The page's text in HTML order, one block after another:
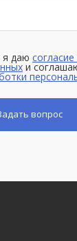
я даю
и